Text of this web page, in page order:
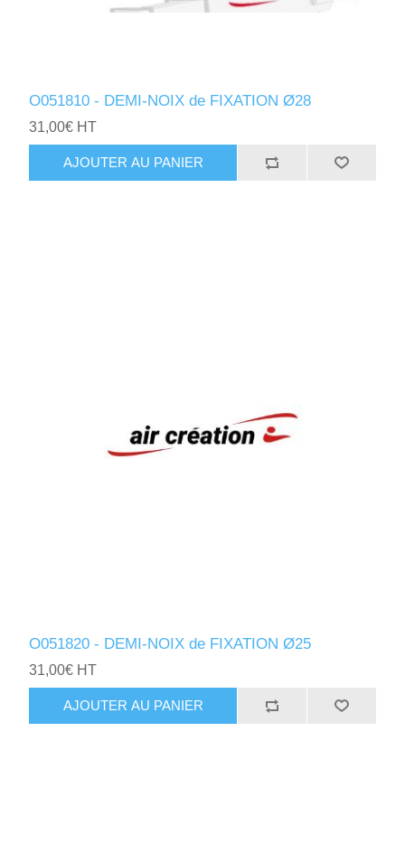
O051810 - DEMI-NOIX de FIXATION Ø28
31,00€ HT
AJOUTER AU PANIER
O051820 - DEMI-NOIX de FIXATION Ø25
31,00€ HT
AJOUTER AU PANIER